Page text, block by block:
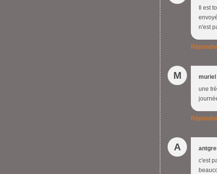
Il est
n'est
Répondre
M
une
Répondre
A
c'est